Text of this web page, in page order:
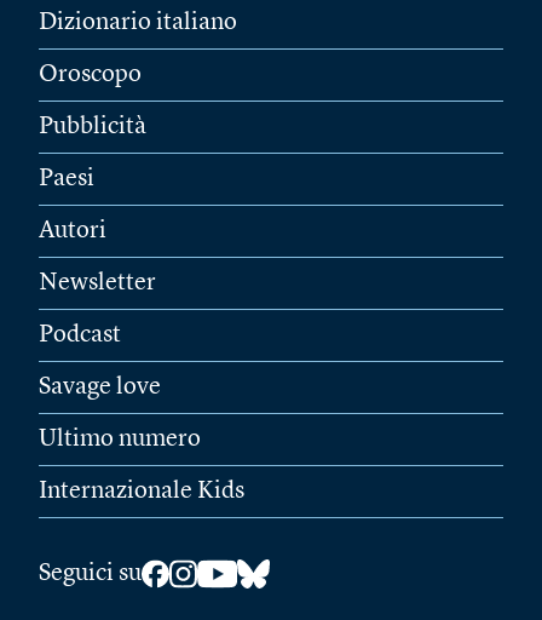
Dizionario italiano
Oroscopo
Pubblicità
Paesi
Autori
Newsletter
Podcast
Savage love
Ultimo numero
Internazionale Kids
Seguici su